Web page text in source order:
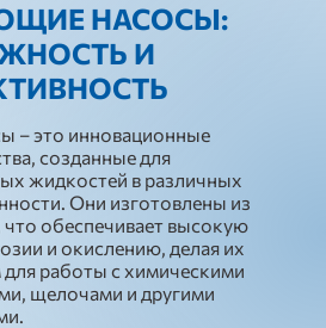
НАСОСЫ:
И
– это инновационные
созданные для
жидкостей в различных
Они изготовлены из
обеспечивает высокую
и окислению, делая их
работы с химическими
щелочами и другими